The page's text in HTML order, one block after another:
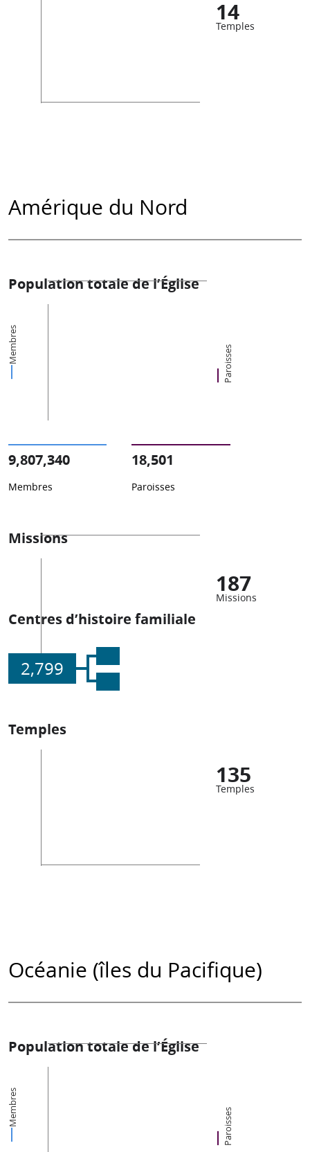
14
Temples
Amérique du Nord
Population totale de l’Église
Membres Paroisses
9,807,340
Membres
18,501
Paroisses
Missions
187
Missions
Centres d’histoire familiale
2,799
Temples
135
Temples
Océanie (îles du Pacifique)
Population totale de l’Église
Membres Paroisses